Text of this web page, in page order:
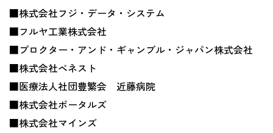
■株式会社フジ・データ・システム
■フルヤ工業株式会社
■プロクター・アンド・ギャンブル・ジャパン株式会社
■株式会社ベネスト
■医療法人社団豊繁会 近藤病院
■株式会社ポータルズ
■株式会社マインズ